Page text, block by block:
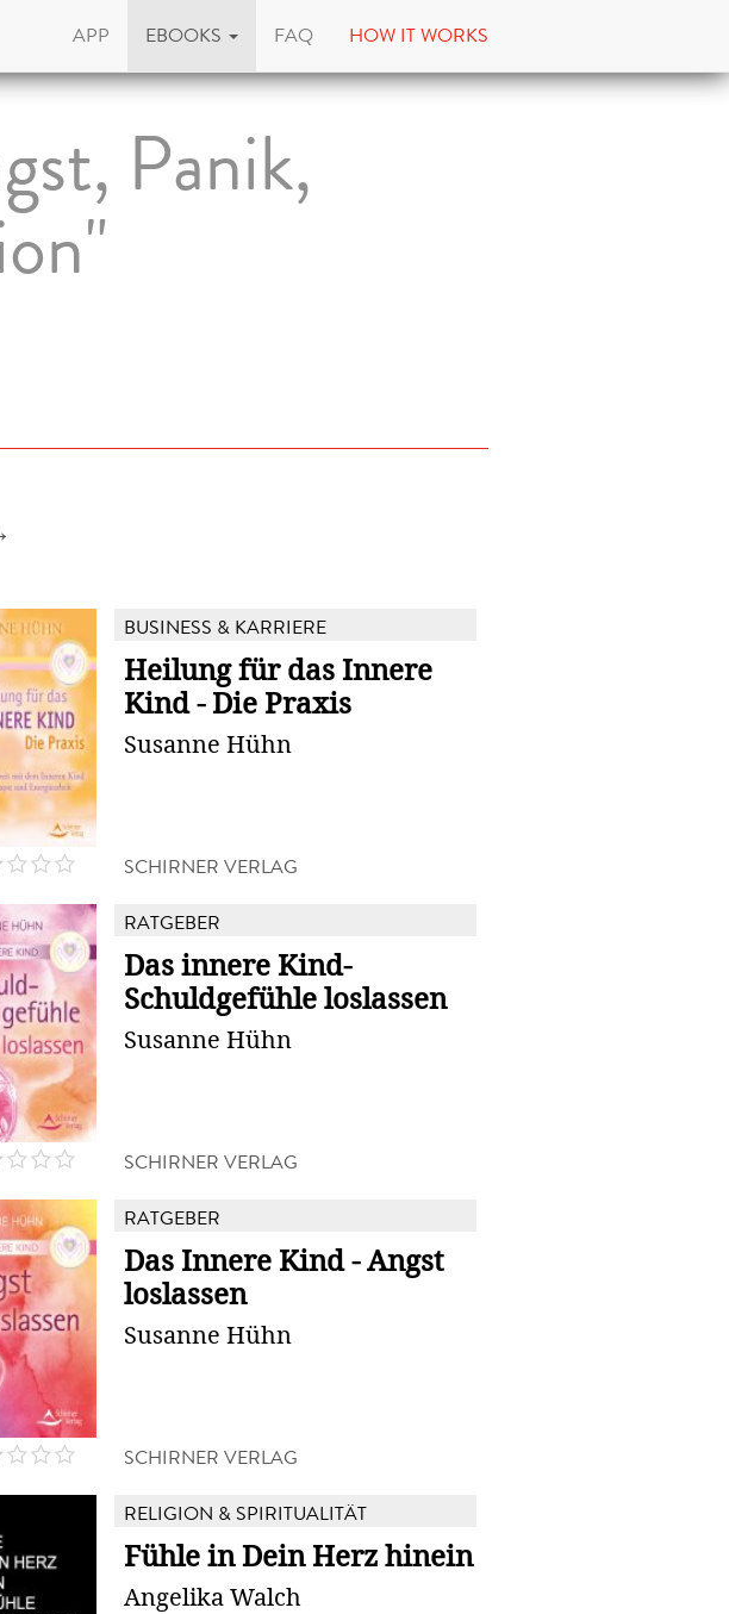
APP EBOOKS FAQ HOW IT WORKS
Panik,
BUSINESS & KARRIERE
Heilung für das Innere
Kind - Die Praxis
Susanne Hühn
SCHIRNER VERLAG
RATGEBER
Das innere Kind-
Schuldgefühle loslassen
Susanne Hühn
SCHIRNER VERLAG
RATGEBER
Das Innere Kind - Angst
loslassen
Susanne Hühn
SCHIRNER VERLAG
RELIGION & SPIRITUALITÄT
Fühle in Dein Herz hinein
Angelika Walch